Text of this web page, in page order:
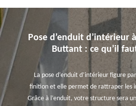
Pose d’enduit d’intérieur
Buttant : ce qu’il
La pose d’enduit d’intérieur figure
finition et elle permet de rattraper les
Grâce à l’enduit, votre structure sera